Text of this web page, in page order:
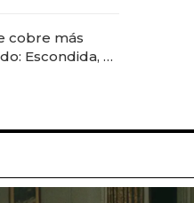
cobre más
Escondida, el